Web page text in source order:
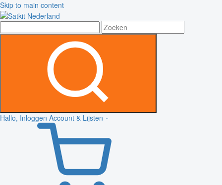
Skip to main content
Hallo, Inloggen Account & Lijsten